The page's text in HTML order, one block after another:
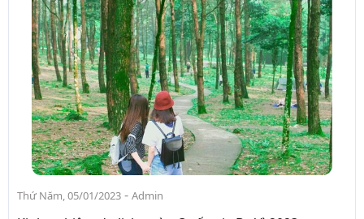
Thứ Năm, 05/01/2023 - Admin